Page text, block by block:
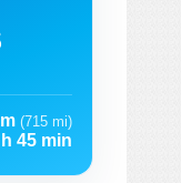
(715 mi)
45 min